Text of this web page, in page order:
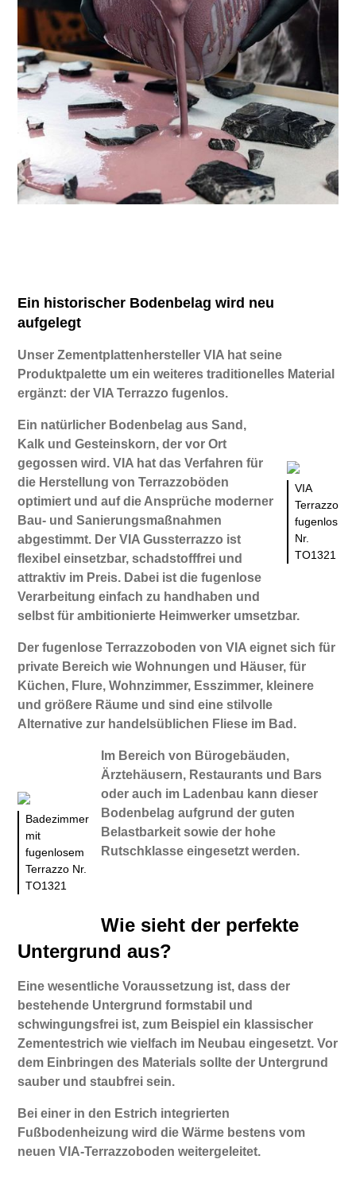
Ein historischer Bodenbelag wird neu
aufgelegt
Unser Zementplattenhersteller VIA hat seine
Produktpalette um ein weiteres traditionelles Material
ergänzt: der VIA Terrazzo fugenlos.
VIA
Terrazzo
fugenlos
Nr.
TO1321
Ein natürlicher Bodenbelag aus Sand,
Kalk und Gesteinskorn, der vor Ort
gegossen wird. VIA hat das Verfahren für
die Herstellung von Terrazzoböden
optimiert und auf die Ansprüche moderner
Bau- und Sanierungsmaßnahmen
abgestimmt. Der VIA Gussterrazzo ist
flexibel einsetzbar, schadstofffrei und
attraktiv im Preis. Dabei ist die fugenlose
Verarbeitung einfach zu handhaben und
selbst für ambitionierte Heimwerker umsetzbar.
Der fugenlose Terrazzoboden von VIA eignet sich für
private Bereich wie Wohnungen und Häuser, für
Küchen, Flure, Wohnzimmer, Esszimmer, kleinere
und größere Räume und sind eine stilvolle
Alternative zur handelsüblichen Fliese im Bad.
Badezimmer
mit
fugenlosem
Terrazzo Nr.
TO1321
Im Bereich von Bürogebäuden,
Ärztehäusern, Restaurants und Bars
oder auch im Ladenbau kann dieser
Bodenbelag aufgrund der guten
Belastbarkeit sowie der hohe
Rutschklasse eingesetzt werden.
Wie sieht der perfekte
Untergrund aus?
Eine wesentliche Voraussetzung ist, dass der
bestehende Untergrund formstabil und
schwingungsfrei ist, zum Beispiel ein klassischer
Zementestrich wie vielfach im Neubau eingesetzt. Vor
dem Einbringen des Materials sollte der Untergrund
sauber und staubfrei sein.
Bei einer in den Estrich integrierten
Fußbodenheizung wird die Wärme bestens vom
neuen VIA-Terrazzoboden weitergeleitet.